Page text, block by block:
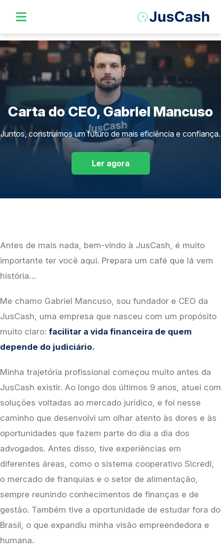
Carta do CEO, Gabriel Mancuso
Juntos, construímos um futuro de mais eficiência e confiança.
Ler agora
Antes de mais nada, bem-vindo à JusCash, é muito
importante ter você aqui. Prepara um café que lá vem
história…
Me chamo Gabriel Mancuso, sou fundador e CEO da
JusCash, uma empresa que nasceu com um propósito
muito claro: facilitar a vida financeira de quem
depende do judiciário.
Minha trajetória profissional começou muito antes da
JusCash existir. Ao longo dos últimos 9 anos, atuei com
soluções voltadas ao mercado jurídico, e foi nesse
caminho que desenvolvi um olhar atento às dores e às
oportunidades que fazem parte do dia a dia dos
advogados. Antes disso, tive experiências em
diferentes áreas, como o sistema cooperativo Sicredi,
o mercado de franquias e o setor de alimentação,
sempre reunindo conhecimentos de finanças e de
gestão. Também tive a oportunidade de estudar fora do
Brasil, o que expandiu minha visão empreendedora e
humana.